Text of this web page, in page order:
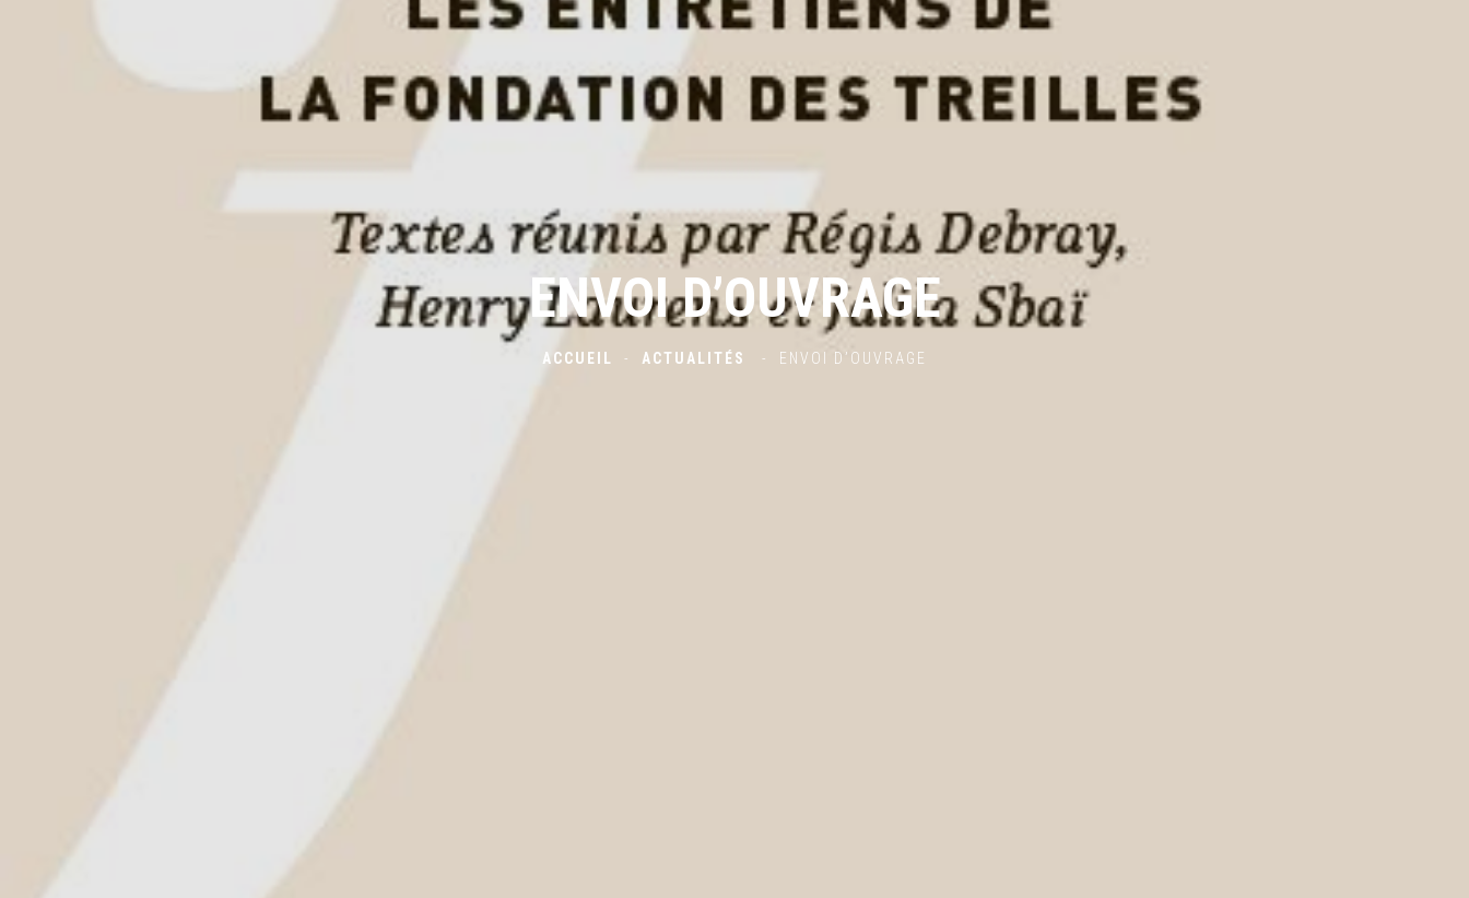
ENVOI D’OUVRAGE
ACCUEIL - ACTUALITÉS - ENVOI D’OUVRAGE